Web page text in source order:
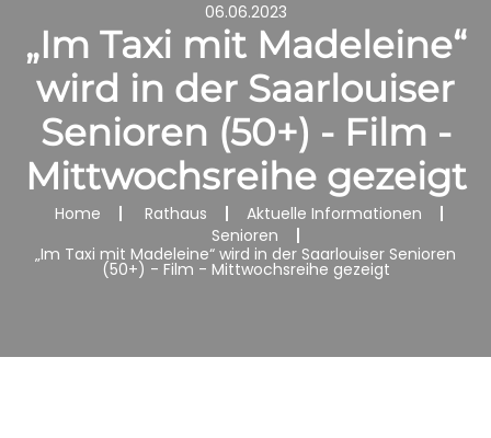
06.06.2023
„Im Taxi mit Madeleine“
wird in der Saarlouiser
Senioren (50+) - Film -
Mittwochsreihe gezeigt
Home Rathaus
Aktuelle Informationen
Senioren
„Im Taxi mit Madeleine“ wird in der Saarlouiser Senioren
(50+) - Film - Mittwochsreihe gezeigt